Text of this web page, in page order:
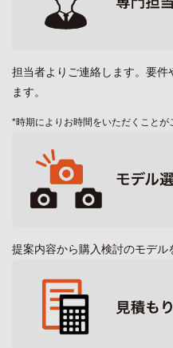
担当者よりご連絡します。要
ます。
*時期によりお時間をいただくことが
提案内容から購入検討のモデル